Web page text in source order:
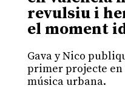
revulsiu i
el moment
Gava y Nico
primer projecte
música urbana.